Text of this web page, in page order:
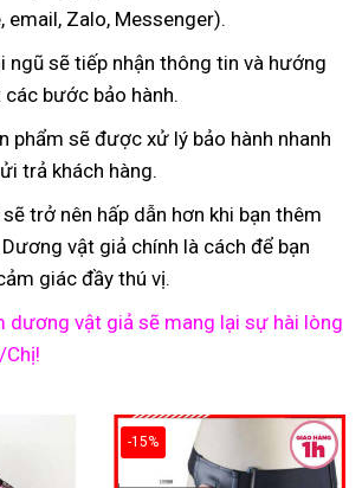
email, Zalo, Messenger).
ngũ sẽ tiếp nhận thông tin và hướng
bước bảo hành.
phẩm sẽ được xử lý bảo hành nhanh
trả khách hàng.
trở nên hấp dẫn hơn khi bạn thêm
vật giả chính là cách để bạn
giác đầy thú vị.
dương vật giả sẽ mang lại sự hài lòng
-15%